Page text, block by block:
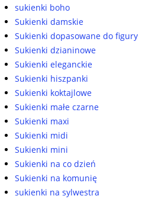
sukienki boho
Sukienki damskie
Sukienki dopasowane do figury
Sukienki dzianinowe
Sukienki eleganckie
Sukienki hiszpanki
Sukienki koktajlowe
Sukienki małe czarne
Sukienki maxi
Sukienki midi
Sukienki mini
Sukienki na co dzień
Sukienki na komunię
sukienki na sylwestra